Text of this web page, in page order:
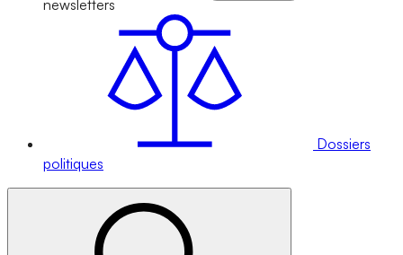
newsletters
Dossiers
politiques